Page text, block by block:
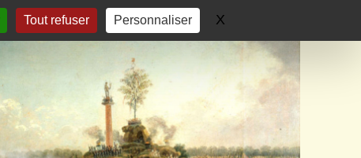
Tout refuser Personnaliser X